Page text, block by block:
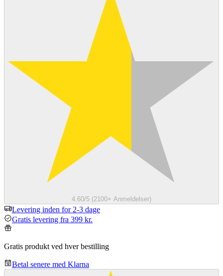
4.60/5 (2100+ Anmeldelser)
Levering inden for 2-3 dage
Gratis levering fra 399 kr.
Gratis produkt ved hver bestilling
Betal senere med Klarna